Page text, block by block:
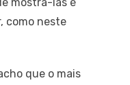
como neste
que o mais